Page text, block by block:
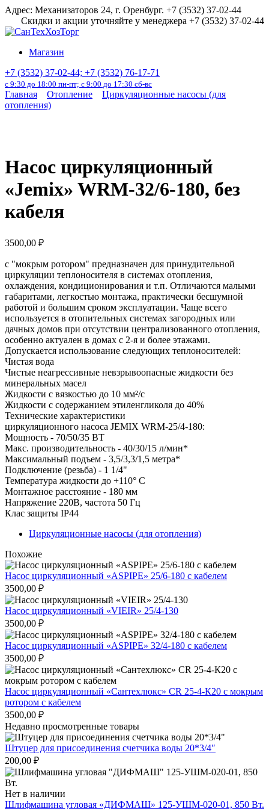
Перейти
содержанию
Адрес: Механизаторов 24, г. Оренбург. +7 (3532) 37-02-44
Скидки и акции уточняйте у менеджера +7 (3532) 37-02-44
Магазин
+7 (3532) 37-02-44; +7 (3532) 76-17-71
с 9:30 до 18:00 пн-пт; с 9:00 до 17:30 сб-вс
Главная Отопление
Циркуляционные насосы (для
отопления)
Насос циркуляционный
«Jemix» WRM-32/6-180, без
кабеля
3500,00 ₽
с "мокрым ротором" предназначен для принудительной
циркуляции теплоносителя в системах отопления,
охлаждения, кондиционирования и т.п. Отличаются малыми
габаритами, легкостью монтажа, практически бесшумной
работой и большим сроком эксплуатации. Чаще всего
используется в отопительных системах загородных или
дачных домов при отсутствии централизованного отопления,
особенно актуален в домах с 2-я и более этажами.
Допускается использование следующих теплоносителей:
Чистая вода
Чистые неагрессивные невзрывоопасные жидкости без
минеральных масел
Жидкости с вязкостью до 10 мм²/с
Жидкости с содержанием этиленгликоля до 40%
Технические характеристики
циркуляционного насоса JEMIX WRM-25/4-180:
Мощность - 70/50/35 ВТ
Макс. производительность - 40/30/15 л/мин*
Максимальный подъем - 3,5/3,3/1,5 метра*
Подключение (резьба) - 1 1/4"
Температура жидкости до +110° С
Монтажное расстояние - 180 мм
Напряжение 220В, частота 50 Гц
Клас защиты IP44
Циркуляционные насосы (для отопления)
Похожие
Насос циркуляционный «ASPIPE» 25/6-180 с кабелем
3500,00 ₽
Насос циркуляционный «VIEIR» 25/4-130
3500,00 ₽
Насос циркуляционный «ASPIPE» 32/4-180 с кабелем
3500,00 ₽
Насос циркуляционный «Сантехлюкс» СR 25-4-К20 с мокрым
ротором с кабелем
3500,00 ₽
Недавно просмотренные товары
Штуцер для присоединения счетчика воды 20*3/4″
200,00 ₽
Нет в наличии
Шлифмашина угловая «ДИФМАШ» 125-УШМ-020-01, 850 Вт.